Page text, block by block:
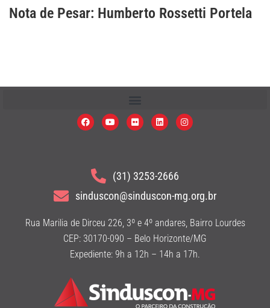
Nota de Pesar: Humberto Rossetti Portela
(31) 3253-2666
sinduscon@sinduscon-mg.org.br
Rua Marilia de Dirceu 226, 3º e 4º andares, Bairro Lourdes
CEP: 30170-090 – Belo Horizonte/MG
Expediente: 9h a 12h – 14h a 17h.